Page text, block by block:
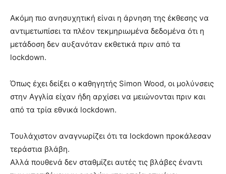
Ακόμη πιο ανησυχητική είναι η άρνηση της έκθεσης να
αντιμετωπίσει τα πλέον τεκμηριωμένα δεδομένα ότι η
μετάδοση δεν αυξανόταν εκθετικά πριν από τα
lockdown.
Όπως έχει δείξει ο καθηγητής Simon Wood, οι μολύνσεις
στην Αγγλία είχαν ήδη αρχίσει να μειώνονται πριν και
από τα τρία εθνικά lockdown.
Τουλάχιστον αναγνωρίζει ότι τα lockdown προκάλεσαν
τεράστια βλάβη.
Αλλά πουθενά δεν σταθμίζει αυτές τις βλάβες έναντι